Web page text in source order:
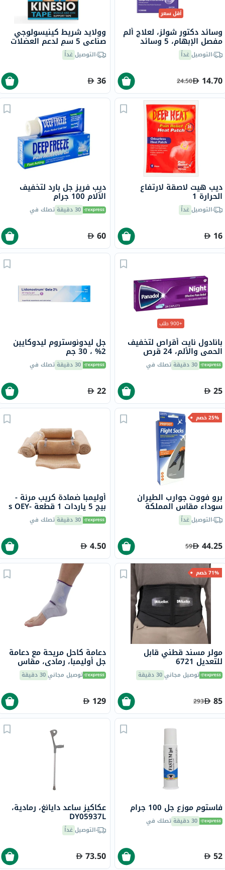
أقل سعر
وسائد دكتور شولز، لعلاج ألم
مفصل الإبهام، 5 وسائد
التوصيلغداً
14.70
24.50
وولايد شريط كينيسولوجي
صناعي 5 سم لدعم العضلات
والمفاصل - ألوان متنوعة،
حزمة من 1
التوصيلغداً
36
ديب هيت لاصقة لارتفاع
الحرارة 1
التوصيلغداً
16
ديب فريز جل بارد لتخفيف
الآلام 100 جرام
30 دقيقة تصلك في
60
+900 طلب
بانادول نايت أقراص لتخفيف
الحمى والألم، 24 قرص
30 دقيقة تصلك في
25
جل ليدونوستروم ليدوكايين
2% ، 30 جم
30 دقيقة تصلك في
22
25% خصم
برو فووت جوارب الطيران
سوداء مقاس المملكة
P72002/2
التوصيلغداً
44.25
59
أوليمبا ضمادة كريب مرنة -
بيج 5 ياردات 1 قطعة s OEY-
111-4 30 دقيقة تصلك في
4.50
71% خصم
مولر مسند قطني قابل
للتعديل 6721
توصيل مجاني30 دقيقة
85
293
دعامة كاحل مريحة مع دعامة
جل أوليمبا، رمادي، مقاس
صغير، OFS-911توصيل مجاني30 دقيقة
129
فاستوم موزع جل 100 جرام
30 دقيقة تصلك في
52
عكاكيز ساعد دايانغ، رمادية،
DY05937L
التوصيلغداً
73.50